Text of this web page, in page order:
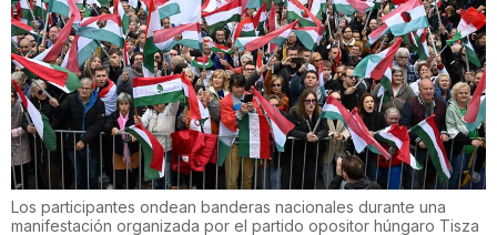
Los participantes ondean banderas nacionales durante una
manifestación organizada por el partido opositor húngaro Tisza